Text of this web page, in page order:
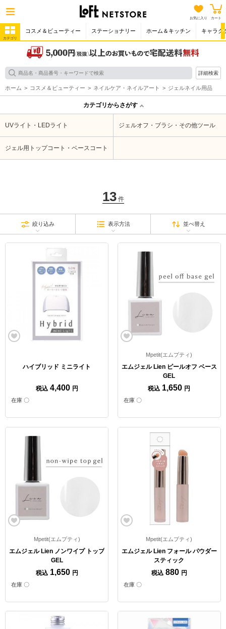
お気に入り カート
カテゴリ
コスメ＆ビューティー ステーショナリー ホーム＆キッチン キャラク
詳細検索
ホーム コスメ＆ビューティー ネイルケア・ネイルアート ジェルネイル用品
カテゴリからさがす
UVライト・LEDライト ジェルオフ・ブラシ・その他ツール
ジェル用トップコート・ベースコート
13件
絞り込み 表示方法 並べ替え
ハイブリッド ミニライト
税込 4,400 円
在庫 〇
Mpetit(エムプティ)
エムジェル Lien ピールオフ ベース
GEL
税込 1,650 円
在庫 〇
Mpetit(エムプティ)
エムジェル Lien ノンワイプ トップ
GEL
税込 1,650 円
在庫 〇
Mpetit(エムプティ)
エムジェル Lien フォール パウダー
スティック
税込 880 円
在庫 〇